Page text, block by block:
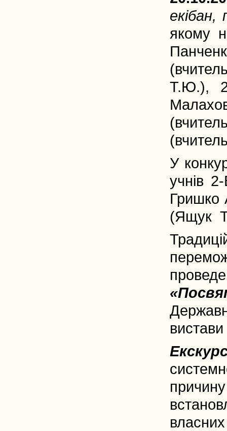
екібан,
якому
Т.Ю.),
У
учнів
Гришко
(Ящук